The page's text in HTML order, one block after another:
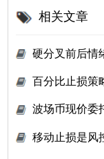
相关文章
硬分叉前后情
百分比止损策
波场币现价委
移动止损是风